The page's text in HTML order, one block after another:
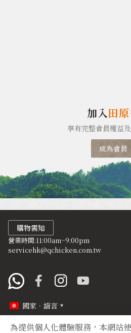
為提供個人化體驗服務，本網站
加入田
享有完整會員權益
成為會員
購物需知
營業時間:11:00am~9:00pm
servicehk@qchicken.com.tw
國家．語言